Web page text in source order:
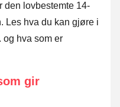
den lovbestemte 14-
Les hva du kan gjøre i
og hva som er
gir